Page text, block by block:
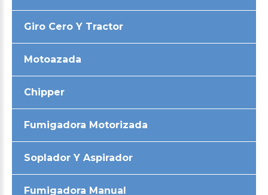
Giro Cero Y Tractor
Motoazada
Chipper
Fumigadora Motorizada
Soplador Y Aspirador
Fumigadora Manual